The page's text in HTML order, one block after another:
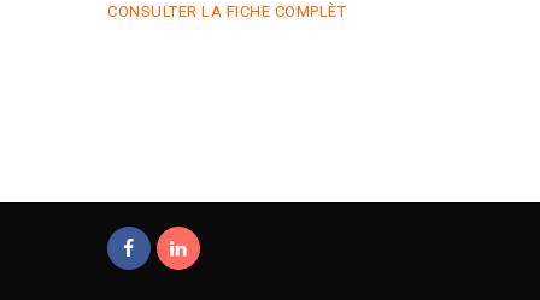
CONSULTER LA FICHE COMPLÈT